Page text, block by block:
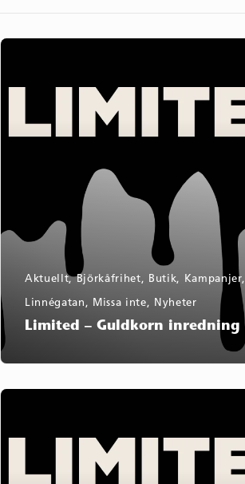
Limited
inredning
Aktuellt,Björkåfrihet, Butik, Kampanjer,
Linnégatan , Missa inte, Nyheter
Limited – Guldkorn inredning
Limited